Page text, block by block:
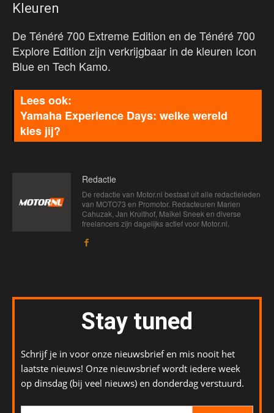
Kleuren
De Ténéré 700 Extreme Edition en de Ténéré 700
Explore Edition zijn verkrijgbaar in de kleuren Icon
Blue en Tech Kamo.
Yamaha Experience Days: welke wereld
kies jij?
Redactie
De redactie van Motor.nl bestaat uit alle redactieleden
van MOTO73 en Promotor. Redacteuren Marien
Cahuzak, Jan Kruithof, Maikel Sneek en diverse
freelancers zijn dagelijks actief voor Motor.nl.
Stay tuned
Schrijf je in voor onze nieuwsbrief en mis nooit het
laatste nieuws! Onze nieuwsbrief wordt iedere week
op dinsdag (bij veel nieuws) en donderdag verstuurd.